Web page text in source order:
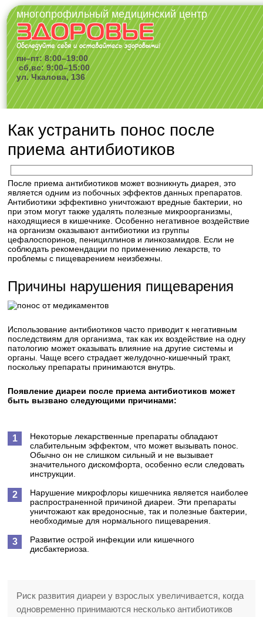
многопрофильный медицинский центр
пн–пт: 8:00–19:00
сб,вс: 9:00–15:00
ул. Чкалова, 136
Как устранить понос после
приема антибиотиков
После приема антибиотиков может возникнуть диарея, это
является одним из побочных эффектов данных препаратов.
Антибиотики эффективно уничтожают вредные бактерии, но
при этом могут также удалять полезные микроорганизмы,
находящиеся в кишечнике. Особенно негативное воздействие
на организм оказывают антибиотики из группы
цефалоспоринов, пенициллинов и линкозамидов. Если не
соблюдать рекомендации по применению лекарств, то
проблемы с пищеварением неизбежны.
Причины нарушения пищеварения
Использование антибиотиков часто приводит к негативным
последствиям для организма, так как их воздействие на одну
патологию может оказывать влияние на другие системы и
органы. Чаще всего страдает желудочно-кишечный тракт,
поскольку препараты принимаются внутрь.
Появление диареи после приема антибиотиков может
быть вызвано следующими причинами:
Некоторые лекарственные препараты обладают
слабительным эффектом, что может вызывать понос.
Обычно он не слишком сильный и не вызывает
значительного дискомфорта, особенно если следовать
инструкции.
Нарушение микрофлоры кишечника является наиболее
распространенной причиной диареи. Эти препараты
уничтожают как вредоносные, так и полезные бактерии,
необходимые для нормального пищеварения.
Развитие острой инфекции или кишечного
дисбактериоза.
Риск развития диареи у взрослых увеличивается, когда
одновременно принимаются несколько антибиотиков